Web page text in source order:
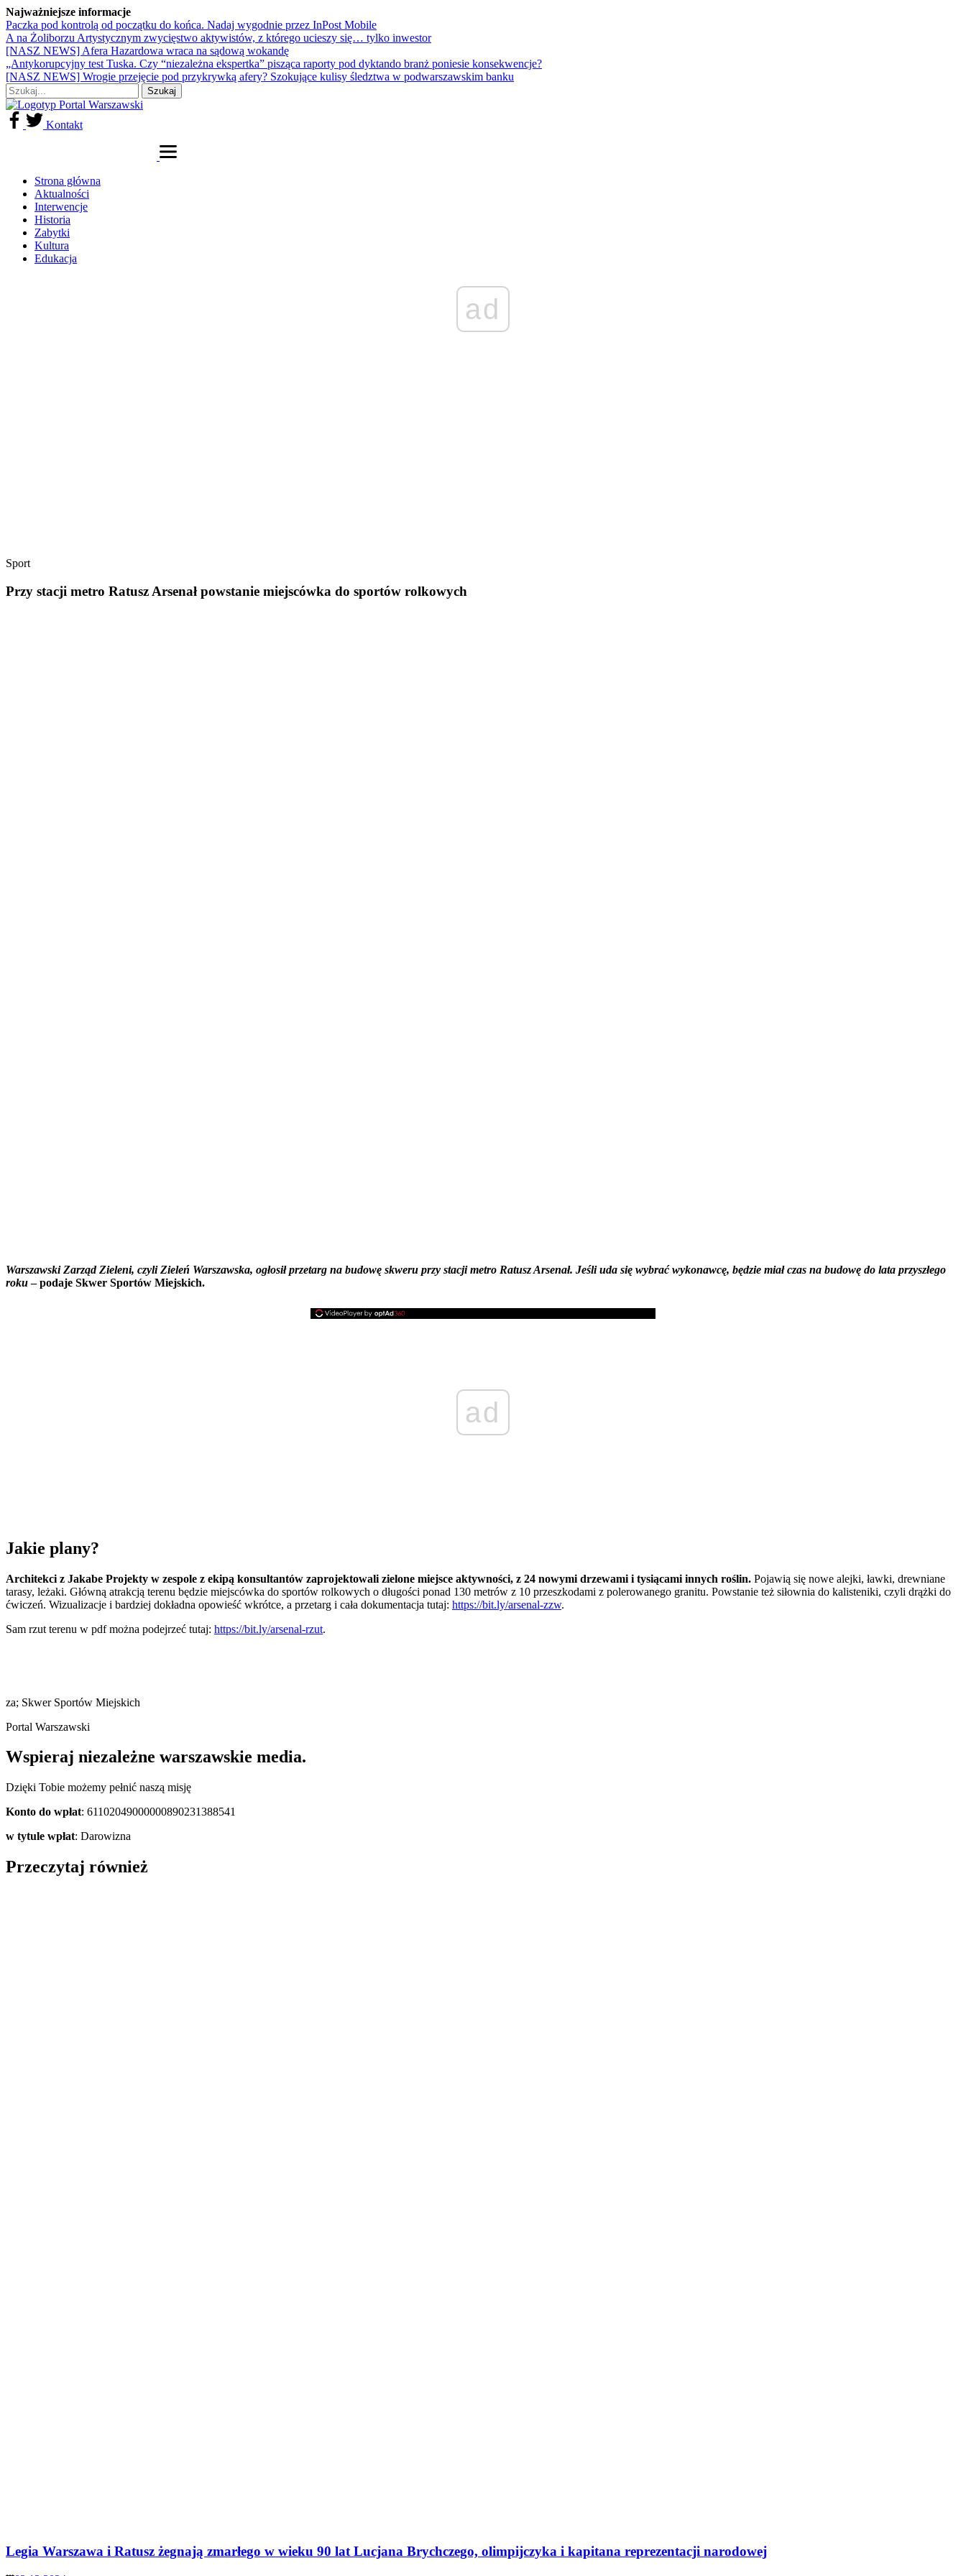
Najważniejsze informacje
Paczka pod kontrolą od początku do końca. Nadaj wygodnie przez InPost Mobile
A na Żoliborzu Artystycznym zwycięstwo aktywistów, z którego ucieszy się… tylko inwestor
[NASZ NEWS] Afera Hazardowa wraca na sądową wokandę
„Antykorupcyjny test Tuska. Czy “niezależna ekspertka” pisząca raporty pod dyktando branż poniesie konsekwencje?
[NASZ NEWS] Wrogie przejęcie pod przykrywką afery? Szokujące kulisy śledztwa w podwarszawskim banku
Kontakt
Strona główna
Aktualności
Interwencje
Historia
Zabytki
Kultura
Edukacja
ad
Sport
Przy stacji metro Ratusz Arsenał powstanie miejscówka do sportów rolkowych
Warszawski Zarząd Zieleni, czyliZieleń Warszawska, ogłosił przetarg na budowę skweru przy stacji metro Ratusz Arsenał. Jeśli uda się wybrać wykonawcę, będzie miał czas na budowę do lata przyszłego
roku– podaje Skwer Sportów Miejskich.
ad
Jakie plany?
Architekci z Jakabe Projekty w zespole z ekipą konsultantów zaprojektowali zielone miejsce aktywności, z 24 nowymi drzewami i tysiącami innych roślin. Pojawią się nowe alejki, ławki, drewniane
tarasy, leżaki. Główną atrakcją terenu będzie miejscówka do sportów rolkowych o długości ponad 130 metrów z 10 przeszkodami z polerowanego granitu. Powstanie też siłownia do kalisteniki, czyli drążki do
ćwiczeń. Wizualizacje i bardziej dokładna opowieść wkrótce, a przetarg i cała dokumentacja tutaj: https://bit.ly/arsenal-zzw.
Sam rzut terenu w pdf można podejrzeć tutaj: https://bit.ly/arsenal-rzut.
za; Skwer Sportów Miejskich
Portal Warszawski
Wspieraj niezależne warszawskie media.
Dzięki Tobie możemy pełnić naszą misję
Konto do wpłat: 61102049000000890231388541
w tytule wpłat: Darowizna
Przeczytaj również
Legia Warszawa i Ratusz żegnają zmarłego w wieku 90 lat Lucjana Brychczego, olimpijczyka i kapitana reprezentacji narodowej